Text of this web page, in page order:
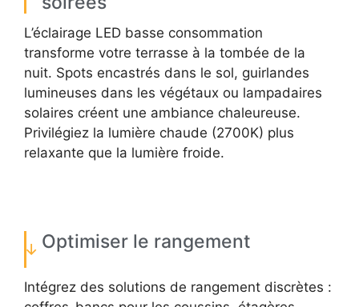
L’éclairage LED basse consommation
transforme votre terrasse à la tombée de la
nuit. Spots encastrés dans le sol, guirlandes
lumineuses dans les végétaux ou lampadaires
solaires créent une ambiance chaleureuse.
Privilégiez la lumière chaude (2700K) plus
relaxante que la lumière froide.
Optimiser le rangement
Intégrez des solutions de rangement discrètes :